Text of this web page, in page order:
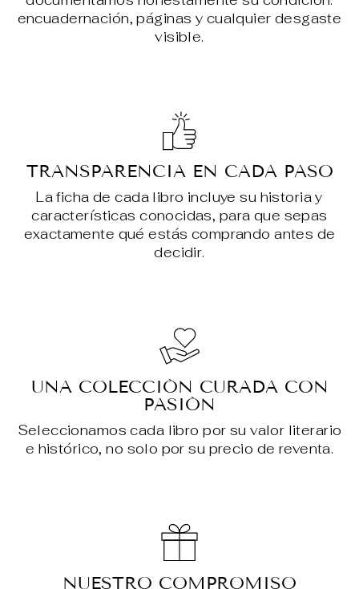
encuadernación, páginas y cualquier desgaste
visible.
TRANSPARENCIA EN CADA PASO
La ficha de cada libro incluye su historia y
características conocidas, para que sepas
exactamente qué estás comprando antes de
decidir.
UNA COLECCIÓN CURADA CON
PASIÓN
Seleccionamos cada libro por su valor literario
e histórico, no solo por su precio de reventa.
NUESTRO COMPROMISO